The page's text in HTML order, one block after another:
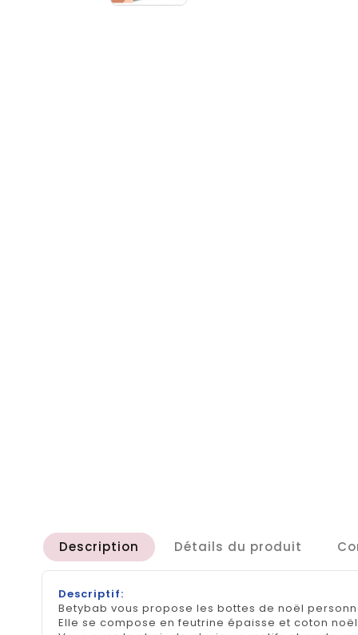
Description Détails du produit
Descriptif:
Betybab vous propose les bottes de noël
Elle se compose en feutrine épaisse et coton